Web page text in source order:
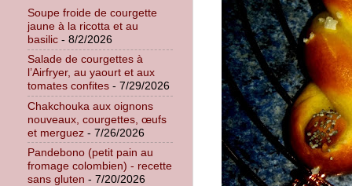
Soupe froide de courgette
jaune à la ricotta et au
basilic - 8/2/2026
Salade de courgettes à
l’Airfryer, au yaourt et aux
tomates confites - 7/29/2026
Chakchouka aux oignons
nouveaux, courgettes, œufs
et merguez - 7/26/2026
Pandebono (petit pain au
fromage colombien) - recette
sans gluten - 7/20/2026